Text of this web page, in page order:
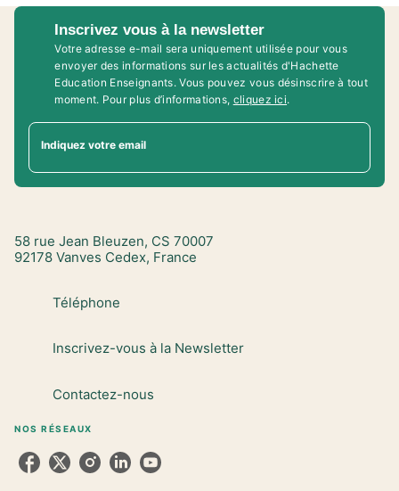
Inscrivez vous à la newsletter
Votre adresse e-mail sera uniquement utilisée pour vous
envoyer des informations sur les actualités d'Hachette
Education Enseignants. Vous pouvez vous désinscrire à tout
moment. Pour plus d’informations, cliquez ici.
Indiquez votre email
58 rue Jean Bleuzen, CS 70007
92178 Vanves Cedex, France
Téléphone
Inscrivez-vous à la Newsletter
Contactez-nous
NOS RÉSEAUX